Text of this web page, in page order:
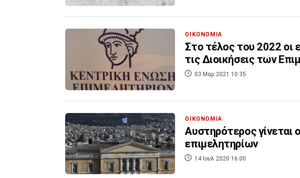
ΟΙΚΟΝΟΜΙΑ
Στο τέλος του 2022 οι
τις Διοικήσεις των
03 Μαρ 2021 10:35
ΟΙΚΟΝΟΜΙΑ
Αυστηρότερος γίνεται
επιμελητηρίων
14 Ιουλ 2020 16:00